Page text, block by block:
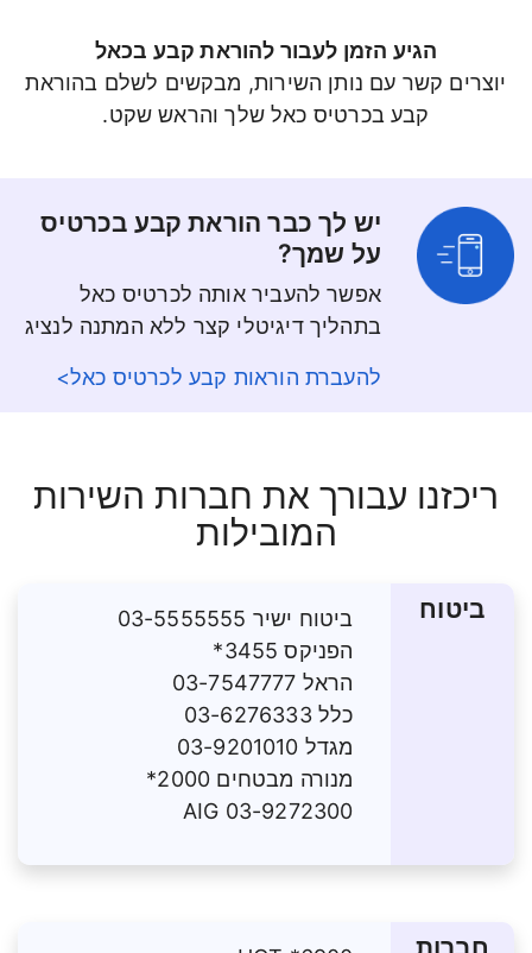
הגיע הזמן לעבור להוראת קבע בכאל
יוצרים קשר עם נותן השירות, מבקשים לשלם בהוראת
קבע בכרטיס כאל שלך והראש שקט.
יש לך כבר הוראת קבע בכרטיס
על שמך?
אפשר להעביר אותה לכרטיס כאל
בתהליך דיגיטלי קצר ללא המתנה לנציג
להעברת הוראות קבע לכרטיס כאל>
ריכזנו עבורך את חברות השירות
המובילות
ביטוח
ביטוח ישיר 03-5555555
הפניקס 3455*
הראל 03-7547777
כלל 03-6276333
מגדל 03-9201010
מנורה מבטחים 2000*
AIG 03-9272300
חברות